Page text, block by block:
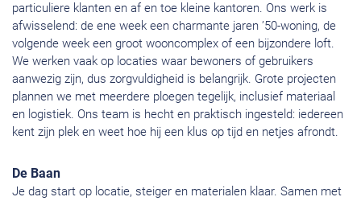
particuliere klanten en af en toe kleine kantoren. Ons werk is
afwisselend: de ene week een charmante jaren ’50-woning, de
volgende week een groot wooncomplex of een bijzondere loft.
We werken vaak op locaties waar bewoners of gebruikers
aanwezig zijn, dus zorgvuldigheid is belangrijk. Grote projecten
plannen we met meerdere ploegen tegelijk, inclusief materiaal
en logistiek. Ons team is hecht en praktisch ingesteld: iedereen
kent zijn plek en weet hoe hij een klus op tijd en netjes afrondt.
De Baan
Je dag start op locatie, steiger en materialen klaar. Samen met